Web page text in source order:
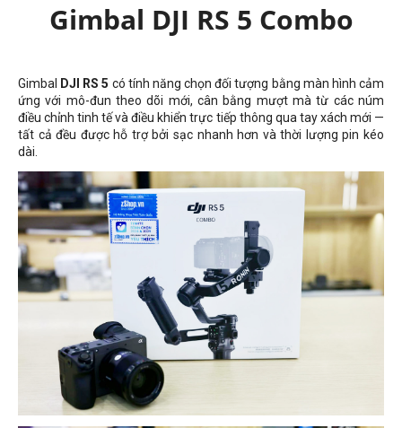
Gimbal DJI RS 5 Combo
Gimbal DJI RS 5 có tính năng chọn đối tượng bằng màn hình cảm
ứng với mô-đun theo dõi mới, cân bằng mượt mà từ các núm
điều chỉnh tinh tế và điều khiển trực tiếp thông qua tay xách mới —
tất cả đều được hỗ trợ bởi sạc nhanh hơn và thời lượng pin kéo
dài.